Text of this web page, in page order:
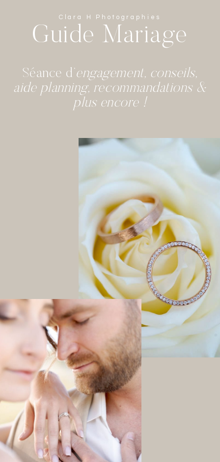
Clara H Photographies
Guide Mariage
Séance d’ engagement, conseils,
aide planning, recommandations &
plus encore !